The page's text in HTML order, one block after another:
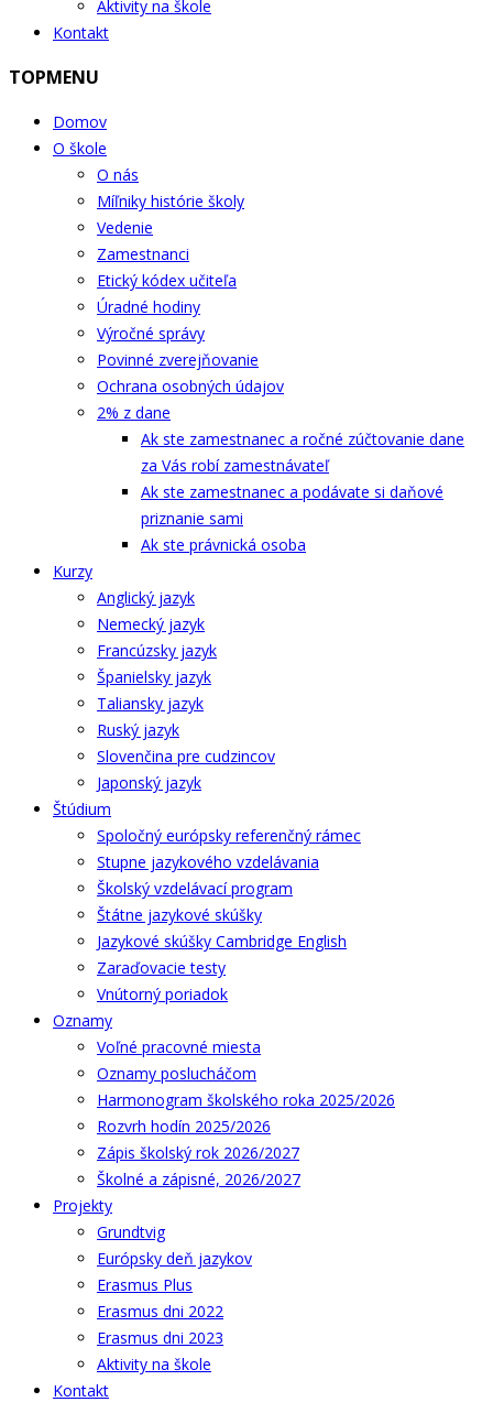
Aktivity na škole
Kontakt
TOPMENU
Domov
O škole
O nás
Míľniky histórie školy
Vedenie
Zamestnanci
Etický kódex učiteľa
Úradné hodiny
Výročné správy
Povinné zverejňovanie
Ochrana osobných údajov
2% z dane
Ak ste zamestnanec a ročné zúčtovanie dane
za Vás robí zamestnávateľ
Ak ste zamestnanec a podávate si daňové
priznanie sami
Ak ste právnická osoba
Kurzy
Anglický jazyk
Nemecký jazyk
Francúzsky jazyk
Španielsky jazyk
Taliansky jazyk
Ruský jazyk
Slovenčina pre cudzincov
Japonský jazyk
Štúdium
Spoločný európsky referenčný rámec
Stupne jazykového vzdelávania
Školský vzdelávací program
Štátne jazykové skúšky
Jazykové skúšky Cambridge English
Zaraďovacie testy
Vnútorný poriadok
Oznamy
Voľné pracovné miesta
Oznamy poslucháčom
Harmonogram školského roka 2025/2026
Rozvrh hodín 2025/2026
Zápis školský rok 2026/2027
Školné a zápisné, 2026/2027
Projekty
Grundtvig
Európsky deň jazykov
Erasmus Plus
Erasmus dni 2022
Erasmus dni 2023
Aktivity na škole
Kontakt